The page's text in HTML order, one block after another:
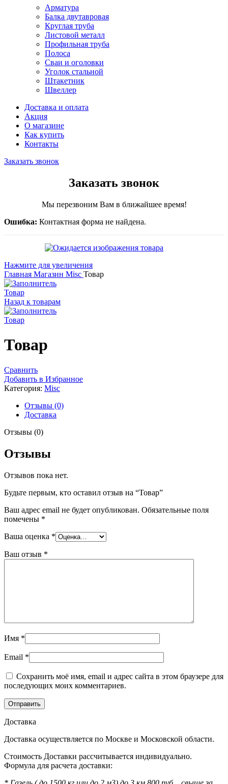
Арматура
Балка двутавровая
Круглая труба
Листовой металл
Профильная труба
Полоса
Сваи и оголовки
Уголок стальной
Штакетник
Швеллер
Доставка и оплата
Акция
О магазине
Как купить
Контакты
Заказать звонок
Заказать звонок
Мы перезвоним Вам в ближайшее время!
Ошибка: Контактная форма не найдена.
Нажмите для увеличения
Главная Магазин Misc Товар
Товар
Назад к товарам
Товар
Товар
Сравнить
Добавить в Избранное
Категория: Misc
Отзывы (0)
Доставка
Отзывы (0)
Отзывы
Отзывов пока нет.
Будьте первым, кто оставил отзыв на “Товар”
Ваш адрес email не будет опубликован. Обязательные поля
помечены *
Ваша оценка *
Ваш отзыв *
Имя *
Email *
Сохранить моё имя, email и адрес сайта в этом браузере для
последующих моих комментариев.
Доставка
Доставка осуществляется по Москве и Московской области.
Стоимость Доставки рассчитывается индивидуально.
Формула для расчета доставки: